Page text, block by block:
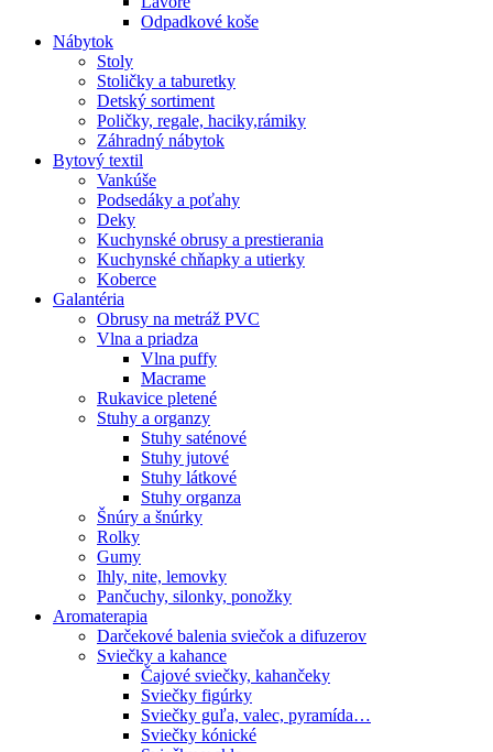
Odpadkové koše
Nábytok
Stoly
Stoličky a taburetky
Detský sortiment
Poličky, regale, haciky,rámiky
Záhradný nábytok
Bytový textil
Vankúše
Podsedáky a poťahy
Deky
Kuchynské obrusy a prestierania
Kuchynské chňapky a utierky
Koberce
Galantéria
Obrusy na metráž PVC
Vlna a priadza
Vlna puffy
Macrame
Rukavice pletené
Stuhy a organzy
Stuhy saténové
Stuhy jutové
Stuhy látkové
Stuhy organza
Šnúry a šnúrky
Rolky
Gumy
Ihly, nite, lemovky
Pančuchy, silonky, ponožky
Aromaterapia
Darčekové balenia sviečok a difuzerov
Sviečky a kahance
Čajové sviečky, kahančeky
Sviečky figúrky
Sviečky guľa, valec, pyramída…
Sviečky kónické